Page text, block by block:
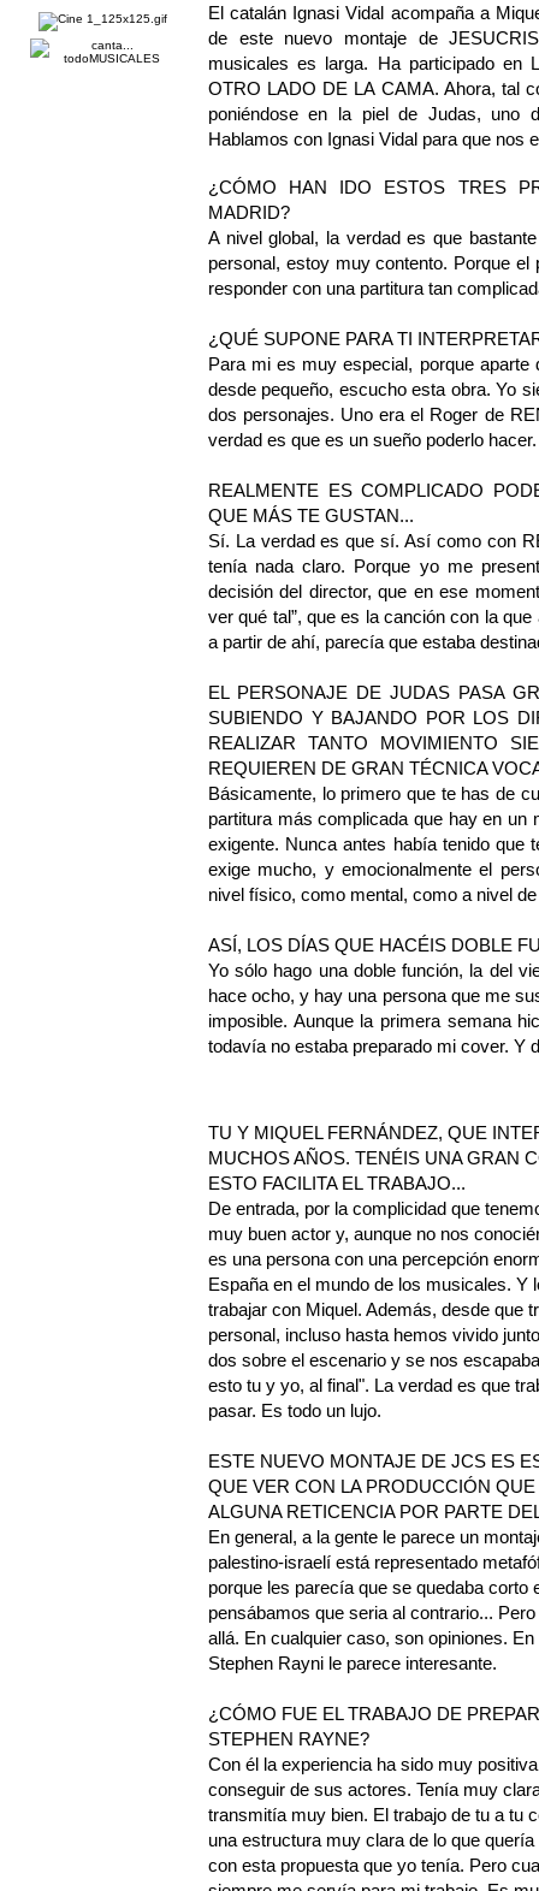
El catalán Ignasi Vidal acompaña a
de este nuevo montaje de
musicales es larga. Ha participado en
OTRO LADO DE LA CAMA. Ahora, tal
poniéndose en la piel de Judas, uno
Hablamos con Ignasi Vidal para que nos
¿CÓMO HAN IDO ESTOS TRES
MADRID?
A nivel global, la verdad es que
personal, estoy muy contento. Porque
responder con una partitura tan
¿QUÉ SUPONE PARA TI
Para mi es muy especial, porque
desde pequeño, escucho esta obra. Yo
dos personajes. Uno era el Roger de
verdad es que es un sueño poderlo
REALMENTE ES COMPLICADO
QUE MÁS TE GUSTAN...
Sí. La verdad es que sí. Así como con
tenía nada claro. Porque yo me
decisión del director, que en ese
ver qué tal”, que es la canción con la
a partir de ahí, parecía que estaba
EL PERSONAJE DE JUDAS PASA
SUBIENDO Y BAJANDO POR LOS
REALIZAR TANTO MOVIMIENTO
REQUIEREN DE GRAN TÉCNICA
Básicamente, lo primero que te has de
partitura más complicada que hay en
exigente. Nunca antes había tenido que
exige mucho, y emocionalmente el
nivel físico, como mental, como a nivel
ASÍ, LOS DÍAS QUE HACÉIS DOBLE
Yo sólo hago una doble función, la del
hace ocho, y hay una persona que me
imposible. Aunque la primera semana
todavía no estaba preparado mi cover. Y
TU Y MIQUEL FERNÁNDEZ, QUE
MUCHOS AÑOS. TENÉIS UNA GRAN
ESTO FACILITA EL TRABAJO...
De entrada, por la complicidad que
muy buen actor y, aunque no nos
es una persona con una percepción
España en el mundo de los musicales.
trabajar con Miquel. Además, desde que
personal, incluso hasta hemos vivido
dos sobre el escenario y se nos
esto tu y yo, al final". La verdad es que
pasar. Es todo un lujo.
ESTE NUEVO MONTAJE DE JCS ES
QUE VER CON LA PRODUCCIÓN
ALGUNA RETICENCIA POR PARTE
En general, a la gente le parece un
palestino-israelí está representado
porque les parecía que se quedaba
pensábamos que seria al contrario...
allá. En cualquier caso, son opiniones.
Stephen Rayni le parece interesante.
¿CÓMO FUE EL TRABAJO DE
STEPHEN RAYNE?
Con él la experiencia ha sido muy
conseguir de sus actores. Tenía muy
transmitía muy bien. El trabajo de tu a tu
una estructura muy clara de lo que
con esta propuesta que yo tenía. Pero